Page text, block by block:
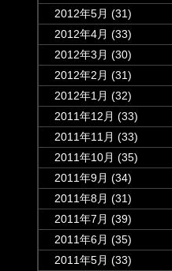
2012年5月 (31)
2012年4月 (33)
2012年3月 (30)
2012年2月 (31)
2012年1月 (32)
2011年12月 (33)
2011年11月 (33)
2011年10月 (35)
2011年9月 (34)
2011年8月 (31)
2011年7月 (39)
2011年6月 (35)
2011年5月 (33)